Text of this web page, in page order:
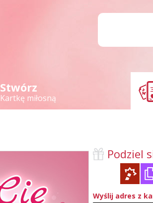
Stwórz
Kartkę miłosną
Podziel
Wyślij adres z